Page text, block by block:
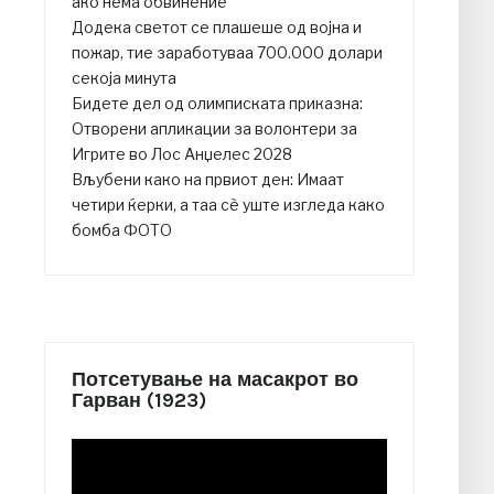
Додека светот се плашеше од војна и
пожар, тие заработуваа 700.000 долари
секоја минута
Бидете дел од олимписката приказна:
Отворени апликации за волонтери за
Игрите во Лос Анџелес 2028
Вљубени како на првиот ден: Имаат
четири ќерки, а таа сè уште изгледа како
бомба ФОТО
Потсетување на масакрот во
Гарван (1923)